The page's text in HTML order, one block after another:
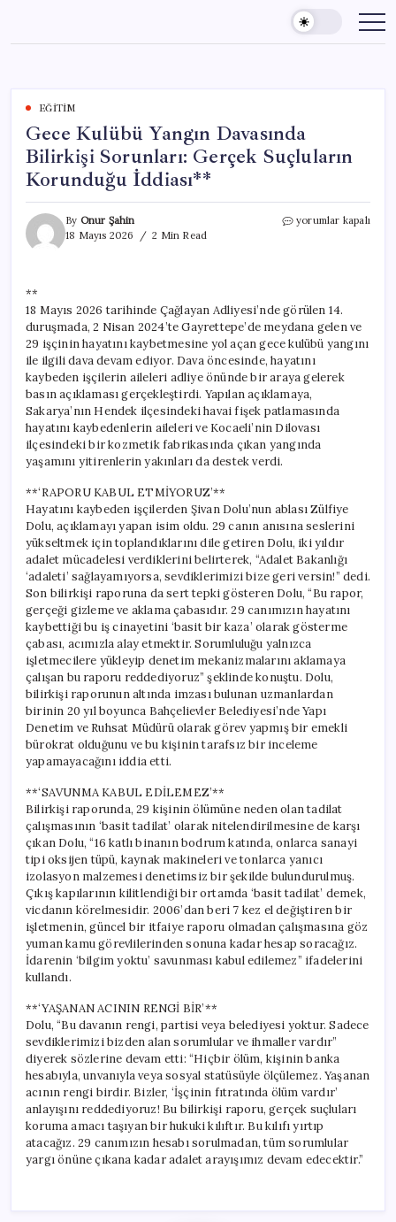
content
EĞITIM
Gece Kulübü Yangın Davasında
Bilirkişi Sorunları: Gerçek Suçluların
Korunduğu İddiası**
By Onur Şahin
18 Mayıs 2026
2 Min Read
Gece
Gerçek
Suçluların
Korunduğu
İddiası**
yorumlar kapalı
**
18 Mayıs 2026 tarihinde Çağlayan Adliyesi’nde görülen 14.
duruşmada, 2 Nisan 2024’te Gayrettepe’de meydana gelen ve
29 işçinin hayatını kaybetmesine yol açan gece kulübü yangını
ile ilgili dava devam ediyor. Dava öncesinde, hayatını
kaybeden işçilerin aileleri adliye önünde bir araya gelerek
basın açıklaması gerçekleştirdi. Yapılan açıklamaya,
Sakarya’nın Hendek ilçesindeki havai fişek patlamasında
hayatını kaybedenlerin aileleri ve Kocaeli’nin Dilovası
ilçesindeki bir kozmetik fabrikasında çıkan yangında
yaşamını yitirenlerin yakınları da destek verdi.
**‘RAPORU KABUL ETMİYORUZ’**
Hayatını kaybeden işçilerden Şivan Dolu’nun ablası Zülfiye
Dolu, açıklamayı yapan isim oldu. 29 canın anısına seslerini
yükseltmek için toplandıklarını dile getiren Dolu, iki yıldır
adalet mücadelesi verdiklerini belirterek, “Adalet Bakanlığı
‘adaleti’ sağlayamıyorsa, sevdiklerimizi bize geri versin!” dedi.
Son bilirkişi raporuna da sert tepki gösteren Dolu, “Bu rapor,
gerçeği gizleme ve aklama çabasıdır. 29 canımızın hayatını
kaybettiği bu iş cinayetini ‘basit bir kaza’ olarak gösterme
çabası, acımızla alay etmektir. Sorumluluğu yalnızca
işletmecilere yükleyip denetim mekanizmalarını aklamaya
çalışan bu raporu reddediyoruz” şeklinde konuştu. Dolu,
bilirkişi raporunun altında imzası bulunan uzmanlardan
birinin 20 yıl boyunca Bahçelievler Belediyesi’nde Yapı
Denetim ve Ruhsat Müdürü olarak görev yapmış bir emekli
bürokrat olduğunu ve bu kişinin tarafsız bir inceleme
yapamayacağını iddia etti.
**‘SAVUNMA KABUL EDİLEMEZ’**
Bilirkişi raporunda, 29 kişinin ölümüne neden olan tadilat
çalışmasının ‘basit tadilat’ olarak nitelendirilmesine de karşı
çıkan Dolu, “16 katlı binanın bodrum katında, onlarca sanayi
tipi oksijen tüpü, kaynak makineleri ve tonlarca yanıcı
izolasyon malzemesi denetimsiz bir şekilde bulundurulmuş.
Çıkış kapılarının kilitlendiği bir ortamda ‘basit tadilat’ demek,
vicdanın körelmesidir. 2006’dan beri 7 kez el değiştiren bir
işletmenin, güncel bir itfaiye raporu olmadan çalışmasına göz
yuman kamu görevlilerinden sonuna kadar hesap soracağız.
İdarenin ‘bilgim yoktu’ savunması kabul edilemez” ifadelerini
kullandı.
**‘YAŞANAN ACININ RENGİ BİR’**
Dolu, “Bu davanın rengi, partisi veya belediyesi yoktur. Sadece
sevdiklerimizi bizden alan sorumlular ve ihmaller vardır”
diyerek sözlerine devam etti: “Hiçbir ölüm, kişinin banka
hesabıyla, unvanıyla veya sosyal statüsüyle ölçülemez. Yaşanan
acının rengi birdir. Bizler, ‘İşçinin fıtratında ölüm vardır’
anlayışını reddediyoruz! Bu bilirkişi raporu, gerçek suçluları
koruma amacı taşıyan bir hukuki kılıftır. Bu kılıfı yırtıp
atacağız. 29 canımızın hesabı sorulmadan, tüm sorumlular
yargı önüne çıkana kadar adalet arayışımız devam edecektir.”